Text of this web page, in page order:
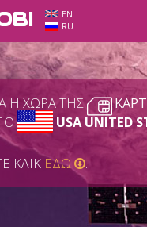
EN
RU
Η ΧΩΡΑ ΤΗΣ
USA UNITED
ΚΛΙΚ ΕΔΩ .